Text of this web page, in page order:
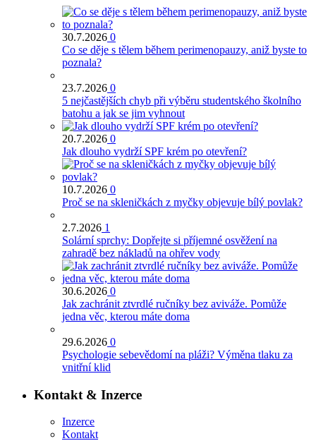
30.7.2026 0
Co se děje s tělem během perimenopauzy, aniž byste to
poznala?
23.7.2026 0
5 nejčastějších chyb při výběru studentského školního
batohu a jak se jim vyhnout
20.7.2026 0
Jak dlouho vydrží SPF krém po otevření?
10.7.2026 0
Proč se na skleničkách z myčky objevuje bílý povlak?
2.7.2026 1
Solární sprchy: Dopřejte si příjemné osvěžení na
zahradě bez nákladů na ohřev vody
30.6.2026 0
Jak zachránit ztvrdlé ručníky bez aviváže. Pomůže
jedna věc, kterou máte doma
29.6.2026 0
Psychologie sebevědomí na pláži? Výměna tlaku za
vnitřní klid
Kontakt & Inzerce
Inzerce
Kontakt